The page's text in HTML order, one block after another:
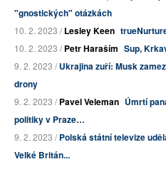
"gnostických" otázkách
10. 2. 2023 /Lesley Keen
10. 2. 2023 /Petr Haraším Sup,
9. 2. 2023 /Ukrajina zuří: Musk
drony
9. 2. 2023 /Pavel Veleman Úmrtí
politiky v Praze…
9. 2. 2023 /Polská státní televize
Velké Britán...